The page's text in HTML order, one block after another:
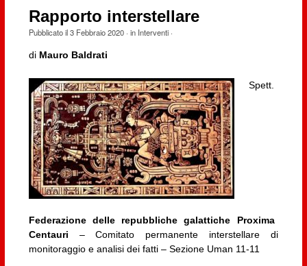
Rapporto interstellare
Pubblicato il3 Febbraio 2020· in Interventi·
di Mauro Baldrati
Spett.
Federazione delle repubbliche galattiche Proxima
Centauri – Comitato permanente interstellare di
monitoraggio e analisi dei fatti – Sezione Uman 11-11